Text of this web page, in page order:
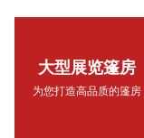
大型展览篷房
为您打造高品质的篷房